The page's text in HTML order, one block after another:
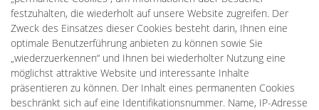
festzuhalten, die wiederholt auf unsere Website zugreifen. Der
Zweck des Einsatzes dieser Cookies besteht darin, Ihnen eine
optimale Benutzerführung anbieten zu können sowie Sie
„wiederzuerkennen“ und Ihnen bei wiederholter Nutzung eine
möglichst attraktive Website und interessante Inhalte
präsentieren zu können. Der Inhalt eines permanenten Cookies
beschränkt sich auf eine Identifikationsnummer. Name, IP-Adresse